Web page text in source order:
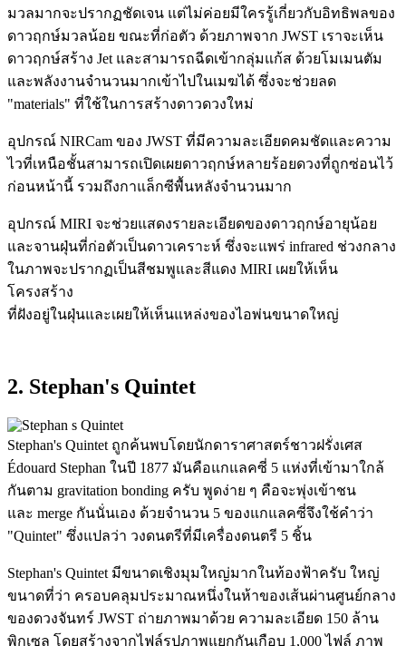
มวลมากจะปรากฏชัดเจน แต่ไม่ค่อยมีใครรู้เกี่ยวกับอิทธิพลของ
ดาวฤกษ์มวลน้อย ขณะที่ก่อตัว ด้วยภาพจาก JWST เราจะเห็น
ดาวฤกษ์สร้าง Jet และสามารถฉีดเข้ากลุ่มแก้ส ด้วยโมเมนตัม
และพลังงานจำนวนมากเข้าไปในเมฆได้ ซึ่งจะช่วยลด
"materials" ที่ใช้ในการสร้างดาวดวงใหม่
อุปกรณ์ NIRCam ของ JWST ที่มีความละเอียดคมชัดและความ
ไวที่เหนือชั้นสามารถเปิดเผยดาวฤกษ์หลายร้อยดวงที่ถูกซ่อนไว้
ก่อนหน้านี้ รวมถึงกาแล็กซีพื้นหลังจำนวนมาก
อุปกรณ์ MIRI จะช่วยแสดงรายละเอียดของดาวฤกษ์อายุน้อย
และจานฝุ่นที่ก่อตัวเป็นดาวเคราะห์ ซึ่งจะแพร่ infrared ช่วงกลาง
ในภาพจะปรากฏเป็นสีชมพูและสีแดง MIRI เผยให้เห็น
โครงสร้าง
ที่ฝังอยู่ในฝุ่นและเผยให้เห็นแหล่งของไอพ่นขนาดใหญ่
2. Stephan's Quintet
Stephan's Quintet ถูกค้นพบโดยนักดาราศาสตร์ชาวฝรั่งเศส
Édouard Stephan ในปี 1877 มันคือแกแลคซี่ 5 แห่งที่เข้ามาใกล้
กันตาม gravitation bonding ครับ พูดง่าย ๆ คือจะพุ่งเข้าชน
และ merge กันนั่นเอง ด้วยจำนวน 5 ของแกแลคซี่จึงใช้คำว่า
"Quintet" ซึ่งแปลว่า วงดนตรีที่มีเครื่องดนตรี 5 ชิ้น
Stephan's Quintet มีขนาดเชิงมุมใหญ่มากในท้องฟ้าครับ ใหญ่
ขนาดที่ว่า ครอบคลุมประมาณหนึ่งในห้าของเส้นผ่านศูนย์กลาง
ของดวงจันทร์ JWST ถ่ายภาพมาด้วย ความละเอียด 150 ล้าน
พิกเซล โดยสร้างจากไฟล์รูปภาพแยกกันเกือบ 1,000 ไฟล์ ภาพ